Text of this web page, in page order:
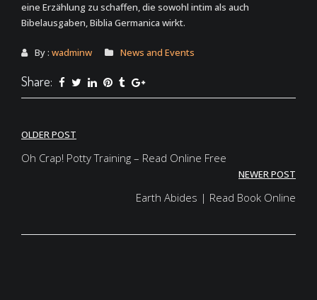
eine Erzählung zu schaffen, die sowohl intim als auch
Bibelausgaben, Biblia Germanica wirkt.
By : wadminw News and Events
Share:
Post
navigation
OLDER POST
Oh Crap! Potty Training – Read Online Free
NEWER POST
Earth Abides | Read Book Online